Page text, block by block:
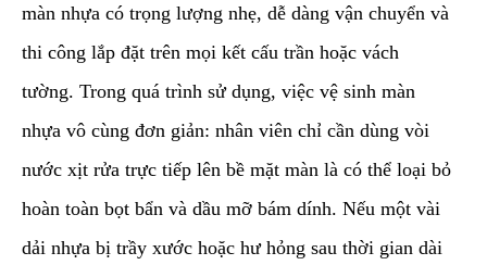
màn nhựa có trọng lượng nhẹ, dễ dàng vận chuyển và
thi công lắp đặt trên mọi kết cấu trần hoặc vách
tường. Trong quá trình sử dụng, việc vệ sinh màn
nhựa vô cùng đơn giản: nhân viên chỉ cần dùng vòi
nước xịt rửa trực tiếp lên bề mặt màn là có thể loại bỏ
hoàn toàn bọt bẩn và dầu mỡ bám dính. Nếu một vài
dải nhựa bị trầy xước hoặc hư hỏng sau thời gian dài